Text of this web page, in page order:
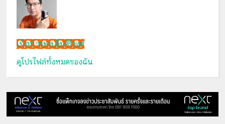
เน็กซ์ วรพล ลิ่มศิริวงศ์
ดูโปรไฟล์ทั้งหมดของฉัน